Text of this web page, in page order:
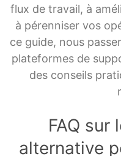
flux de travail, à
à pérenniser vos
ce guide, nous
plateformes de
des conseils
FAQ sur
alternative